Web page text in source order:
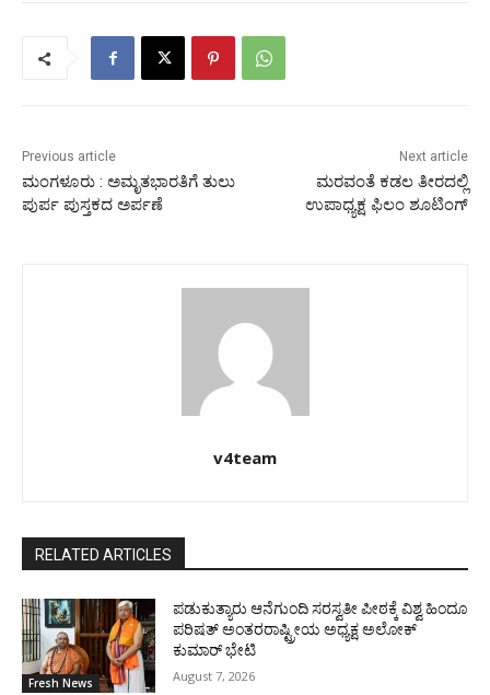
Previous article
ಮಂಗಳೂರು : ಅಮೃತಭಾರತಿಗೆ ತುಲು
ಪುರ್ಪ ಪುಸ್ತಕದ ಅರ್ಪಣೆ
Next article
ಮರವಂತೆ ಕಡಲ ತೀರದಲ್ಲಿ
ಉಪಾಧ್ಯಕ್ಷ ಫಿಲಂ ಶೂಟಿಂಗ್
v4team
RELATED ARTICLES
Fresh News
ಪಡುಕುತ್ಯಾರು ಆನೆಗುಂದಿ ಸರಸ್ವತೀ ಪೀಠಕ್ಕೆ ವಿಶ್ವ ಹಿಂದೂ
ಪರಿಷತ್ ಅಂತರರಾಷ್ಟ್ರೀಯ ಅಧ್ಯಕ್ಷ ಅಲೋಕ್
ಕುಮಾರ್ ಭೇಟಿ
August 7, 2026